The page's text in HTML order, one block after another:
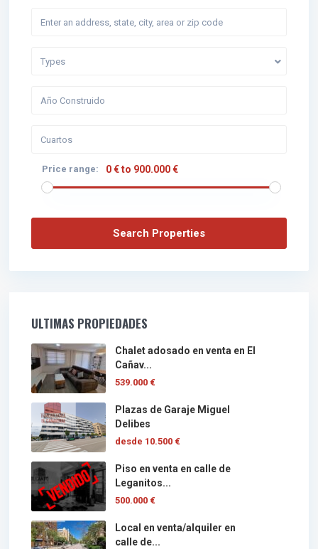
Types
Price range: 0 € to 900.000 €
ULTIMAS PROPIEDADES
Chalet adosado en venta en El
Cañav...
539.000 €
Plazas de Garaje Miguel
Delibes
desde 10.500 €
Piso en venta en calle de
Leganitos...
500.000 €
Local en venta/alquiler en
calle de...